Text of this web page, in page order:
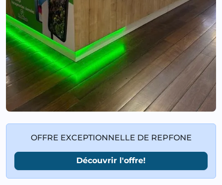
OFFRE EXCEPTIONNELLE DE REPFONE
Découvrir l'offre!